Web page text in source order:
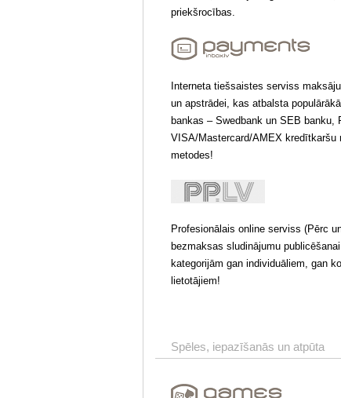
priekšrocības.
Interneta tiešsaistes serviss
un apstrādei, kas atbalsta
bankas – Swedbank un SEB banku,
VISA/Mastercard/AMEX kredītkaršu
metodes!
Profesionālais online serviss (Pērc
bezmaksas sludinājumu
kategorijām gan individuāliem, gan
lietotājiem!
Spēles, iepazīšanās un atpūta